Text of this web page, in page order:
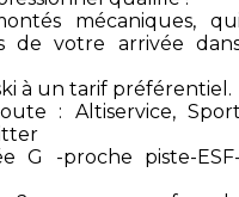
mécaniques,
de votre arrivée
à un tarif préférentiel.
: Altiservice,
G -proche piste-